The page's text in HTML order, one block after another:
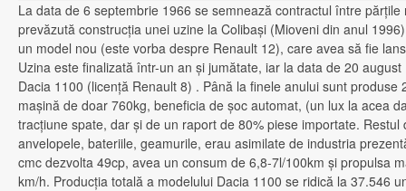
La data de 6 septembrie 1966 se semnează contractul între
prevăzută construcţia unei uzine la Colibaşi (Mioveni din anul
un model nou (este vorba despre Renault 12), care avea să fie
Uzina este finalizată într-un an şi jumătate, iar la data de 20
Dacia 1100 (licenţă Renault 8) . Până la finele anului sunt produse
maşină de doar 760kg, beneficia de şoc automat, (un lux la acea
tracţiune spate, dar şi de un raport de 80% piese importate. Restul
anvelopele, bateriile, geamurile, erau asimilate de industria
cmc dezvolta 49cp, avea un consum de 6,8-7l/100km şi propulsa
km/h. Producţia totală a modelului Dacia 1100 se ridică la 37.546